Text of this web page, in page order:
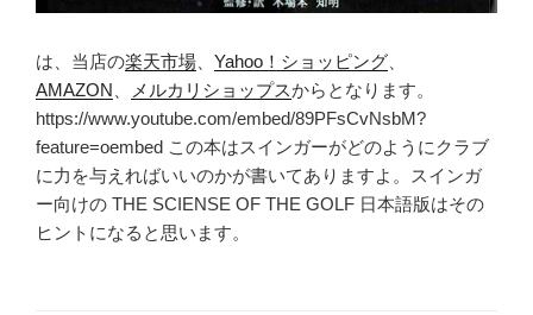
は、当店の楽天市場、 Yahoo！ショッピング、
AMAZON 、 メルカリショップスからとなります。
https://www.youtube.com/embed/89PFsCvNsbM?
feature=oembed この本はスインガーがどのようにクラブ
に力を与えればいいのかが書いてありますよ。スインガ
ー向けの THE SCIENSE OF THE GOLF 日本語版はその
ヒントになると思います。